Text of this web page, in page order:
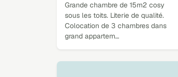
Grande chambre de 15m2 cosy
sous les toits. Literie de qualité.
Colocation de 3 chambres dans
grand appartem…